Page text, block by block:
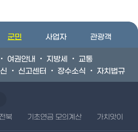
군민 사업자 관광객
여권안내 지방세
교통
신고센터 장수소식 자치법규
북 기초연금 모의계산 가치앗이